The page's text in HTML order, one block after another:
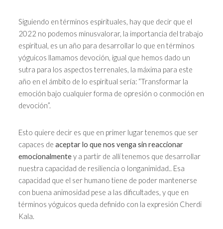
Siguiendo en términos espirituales, hay que decir que el
2022 no podemos minusvalorar, la importancia del trabajo
espiritual, es un año para desarrollar lo que en términos
yóguicos llamamos devoción, igual que hemos dado un
sutra para los aspectos terrenales, la máxima para este
año en el ámbito de lo espiritual sería: “Transformar la
emoción bajo cualquier forma de opresión o conmoción en
devoción”.
Esto quiere decir es que en primer lugar tenemos que ser
capaces de aceptar lo que nos venga sin reaccionar
emocionalmentey a partir de allí tenemos que desarrollar
nuestra capacidad de resiliencia o longanimidad.. Esa
capacidad que el ser humano tiene de poder mantenerse
con buena animosidad pese a las dificultades, y que en
términos yóguicos queda definido con la expresión Cherdi
Kala.